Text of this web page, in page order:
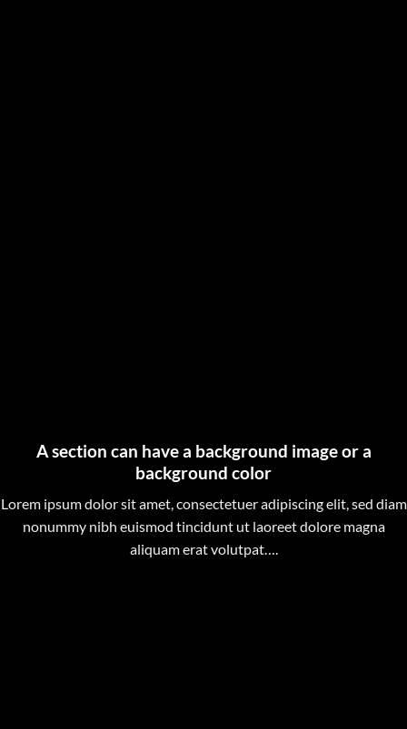
A section can have a background image or a
background color
Lorem ipsum dolor sit amet, consectetuer adipiscing elit, sed diam
nonummy nibh euismod tincidunt ut laoreet dolore magna
aliquam erat volutpat….